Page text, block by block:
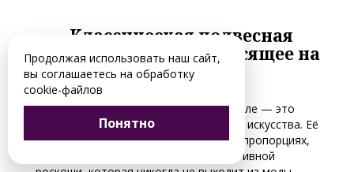
Классическая подвесная
люстра: Искусство, висящее на
потолке
Подвесная люстра в классическом стиле — это
возвращение к истокам интерьерного искусства. Её
философия строится на безупречных пропорциях,
натуральности материалов и декоративной
Продолжая использовать наш сайт,
вы соглашаетесь на обработку
cookie-файлов
Понятно